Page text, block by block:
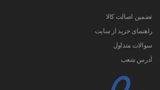
تضمین اصالت کالا
راهنمای خرید از سایت
سوالات متداول
آدرس شعب